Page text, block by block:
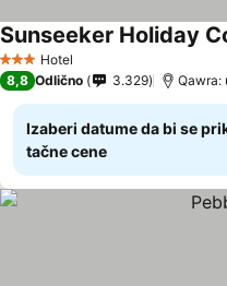
3 Zvezdice
Hotel
Sunseeker Holiday
8,8 Odlično 3.329 Qawra:
Izaberi datume da bi se
tačne cene